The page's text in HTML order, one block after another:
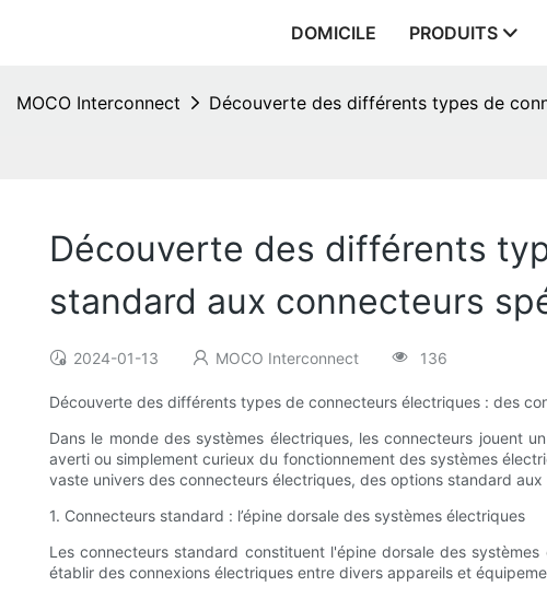
DOMICILE PRODUITS
MOCO Interconnect Découverte des différents types de
Découverte des différents
standard aux connecteurs
2024-01-13 MOCO Interconnect 136
Découverte des différents types de connecteurs électriques : des
Dans le monde des systèmes électriques, les connecteurs jouent
averti ou simplement curieux du fonctionnement des systèmes
vaste univers des connecteurs électriques, des options standard
1. Connecteurs standard : l’épine dorsale des systèmes électriques
Les connecteurs standard constituent l'épine dorsale des
établir des connexions électriques entre divers appareils et